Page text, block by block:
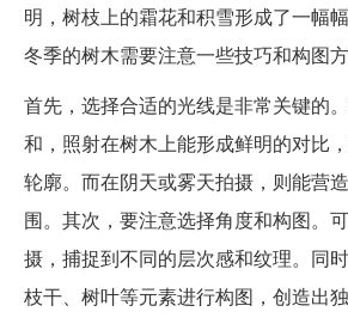
明，树枝上的霜花和积雪形成了一幅
冬季的树木需要注意一些技巧和构图方
首先，选择合适的光线是非常关键的
和，照射在树木上能形成鲜明的对比
轮廓。而在阴天或雾天拍摄，则能营
围。其次，要注意选择角度和构图。
摄，捕捉到不同的层次感和纹理。同
枝干、树叶等元素进行构图，创造出